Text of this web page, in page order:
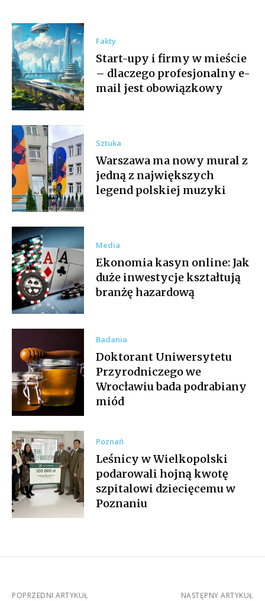
Fakty
Start-upy i firmy w mieście
– dlaczego profesjonalny e-
mail jest obowiązkowy
Sztuka
Warszawa ma nowy mural z
jedną z największych
legend polskiej muzyki
Media
Ekonomia kasyn online: Jak
duże inwestycje kształtują
branżę hazardową
Badania
Doktorant Uniwersytetu
Przyrodniczego we
Wrocławiu bada podrabiany
miód
Poznań
Leśnicy w Wielkopolski
podarowali hojną kwotę
szpitalowi dziecięcemu w
Poznaniu
POPRZEDNI ARTYKUŁ NASTĘPNY ARTYKUŁ